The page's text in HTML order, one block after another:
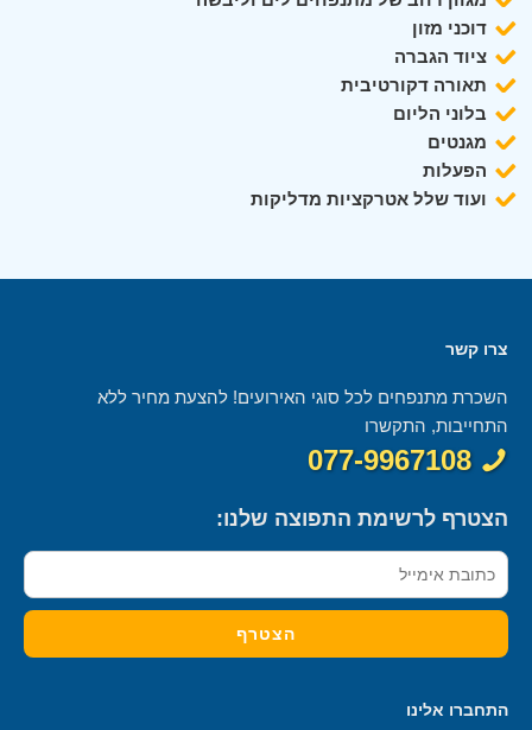
דוכני מזון
ציוד הגברה
תאורה דקורטיבית
בלוני הליום
מגנטים
הפעלות
ועוד שלל אטרקציות מדליקות
צרו קשר
השכרת מתנפחים לכל סוגי האירועים! להצעת מחיר ללא
התחייבות, התקשרו
077-9967108
הצטרף לרשימת התפוצה שלנו:
התחברו אלינו